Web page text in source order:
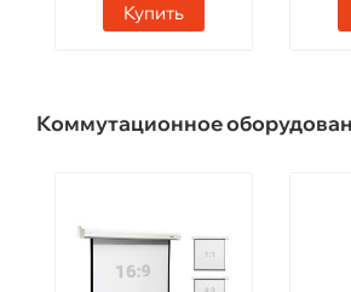
Купить
Коммутационное